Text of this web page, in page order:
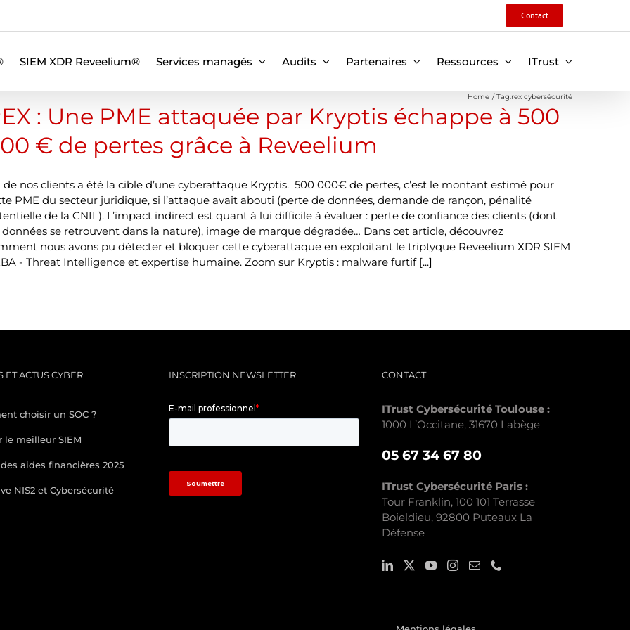
Contact
SIEM XDR Reveelium® Services managés Audits Partenaires Ressources ITrust
Home Tag:rex cybersécurité
: Une PME attaquée par Kryptis échappe à 500
€ de pertes grâce à Reveelium
de nos clients a été la cible d’une cyberattaque Kryptis. 500 000€ de pertes, c’est le montant estimé pour
PME du secteur juridique, si l’attaque avait abouti (perte de données, demande de rançon, pénalité
de la CNIL). L’impact indirect est quant à lui difficile à évaluer : perte de confiance des clients (dont
données se retrouvent dans la nature), image de marque dégradée… Dans cet article, découvrez
nous avons pu détecter et bloquer cette cyberattaque en exploitant le triptyque Reveelium XDR SIEM
- Threat Intelligence et expertise humaine. Zoom sur Kryptis : malware furtif [...]
ET ACTUS CYBER
choisir un SOC ?
le meilleur SIEM
aides financières 2025
NIS2 et Cybersécurité
INSCRIPTION NEWSLETTER CONTACT
ITrust Cybersécurité Toulouse :
1000 L’Occitane, 31670 Labège
05 67 34 67 80
ITrust Cybersécurité Paris :
Tour Franklin, 100 101 Terrasse
Boieldieu, 92800 Puteaux La
Défense